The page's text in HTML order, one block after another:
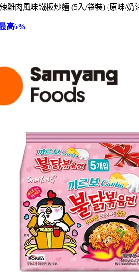
辣雞肉風味鐵板炒麵 (5入/袋裝) (原味/
高6%